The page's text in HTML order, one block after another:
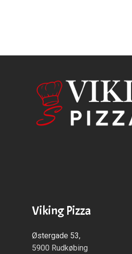
Viking Pizza
Østergade 53,
5900 Rudkøbing